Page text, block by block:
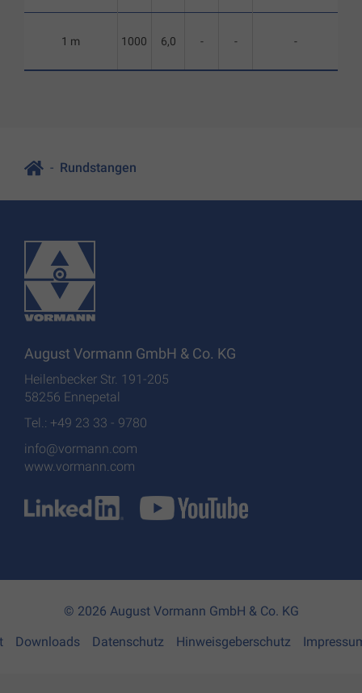
1 m 1000 6,0 - - -
Rundstangen
August Vormann GmbH & Co. KG
Heilenbecker Str. 191-205
58256 Ennepetal
Tel.: +49 23 33 - 9780
info@vormann.com
www.vormann.com
© 2026 August Vormann GmbH & Co. KG
Downloads Datenschutz Hinweisgeberschutz